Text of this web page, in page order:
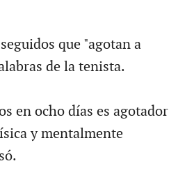
que "agotan a
de la tenista.
en ocho días es agotador
y mentalmente